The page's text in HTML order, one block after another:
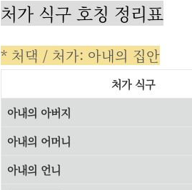
처가 식구 호칭 정리표
* 처댁 / 처가: 아내의 집안
처가 식구
아내의 아버지
아내의 어머니
아내의 언니